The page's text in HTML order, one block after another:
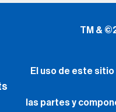
TM &
El uso de este
las partes y